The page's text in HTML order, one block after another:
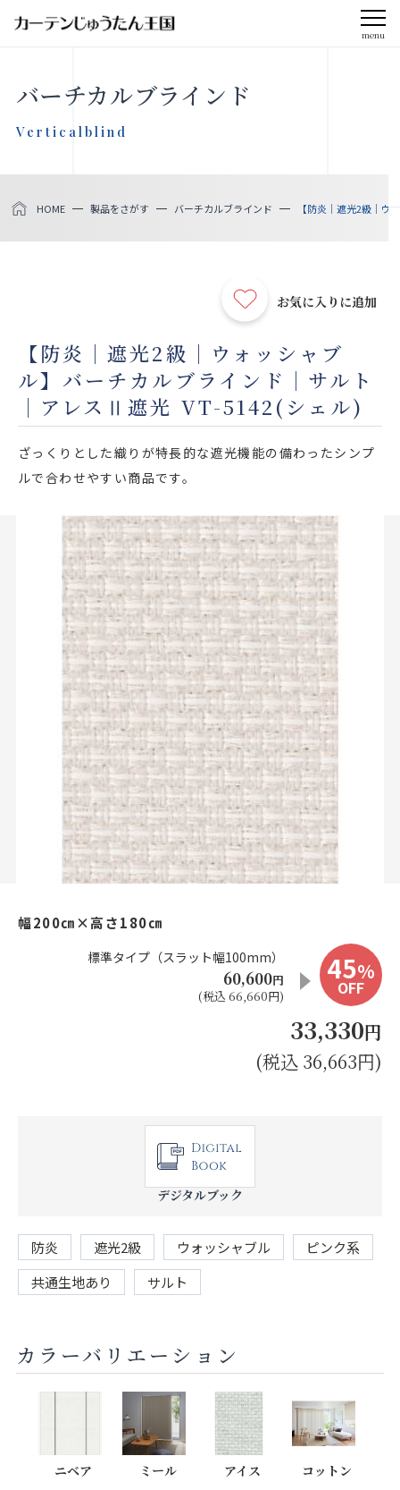
menu
会社案内
お知らせ
製品をさがす
店舗をさがす
私たちのこだわり
お客様の声
お役立ち情報
お問い合わせ
お気に入りリスト
お見積り来店予約はこちら
法人のお客様へ
バーチカルブラインド
Verticalblind
HOME 製品をさがす バーチカルブラインド 【防炎｜遮光2級｜
お気に入りに追加
【防炎｜遮光2級｜ウォッシャブ
ル】バーチカルブラインド｜サルト
｜アレスⅡ遮光 VT-5142(シェル)
ざっくりとした織りが特長的な遮光機能の備わったシンプ
ルで合わせやすい商品です。
幅200㎝×高さ180㎝
標準タイプ（スラット幅100mm）
60,600円
(税込 66,660円)
45%
OFF
33,330円
(税込 36,663円)
デジタルブック
防炎 遮光2級 ウォッシャブル
ピンク系
共通生地あり
サルト
カラーバリエーション
ニベア ミール アイス コットン